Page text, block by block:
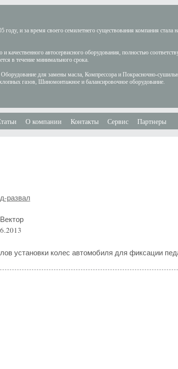
и за время своего семилетнего существования компания
качественного автосервисного оборудования, полностью
в течение минимального срока.
для замены масла, Компрессора и Покрасночно-
газов, Шиномонтажное и балансировочное оборудование.
О компании Контакты Сервис Партнеры
развал
установки колес автомобиля для фиксации